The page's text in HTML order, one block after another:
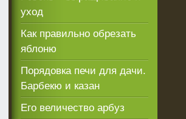
уход
Как правильно обрезать
яблоню
Порядовка печи для дачи.
Барбекю и казан
Его величество арбуз